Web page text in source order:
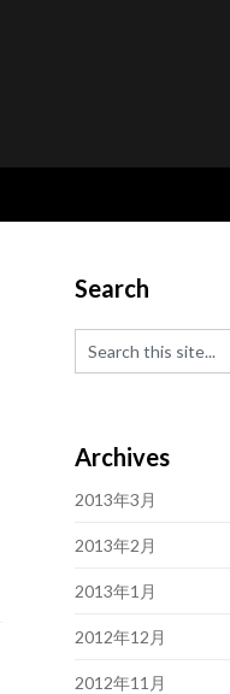
Search
Archives
2013年3月
2013年2月
2013年1月
2012年12月
2012年11月